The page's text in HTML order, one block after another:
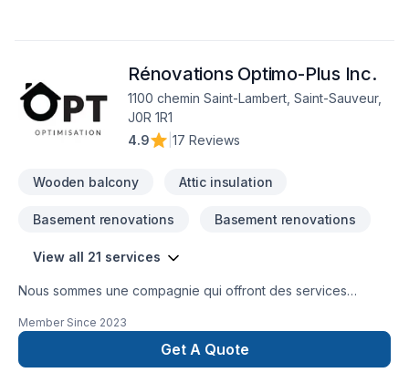
des relations de confiance avec nos clients. Nous sommes
impatients de collaborer avec vous pour concrétiser votre
projet.
Rénovations Optimo-Plus Inc.
1100 chemin Saint-Lambert, Saint-Sauveur,
J0R 1R1
4.9
17 Reviews
Wooden balcony Attic insulation
Basement renovations Basement renovations
View all 21 services
Nous sommes une compagnie qui offront des services
comfort pour votre maison.
Member Since 2023
Get A Quote